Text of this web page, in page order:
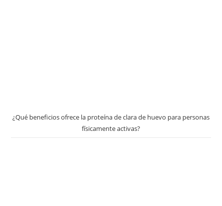
¿Qué beneficios ofrece la proteína de clara de huevo para personas
físicamente activas?